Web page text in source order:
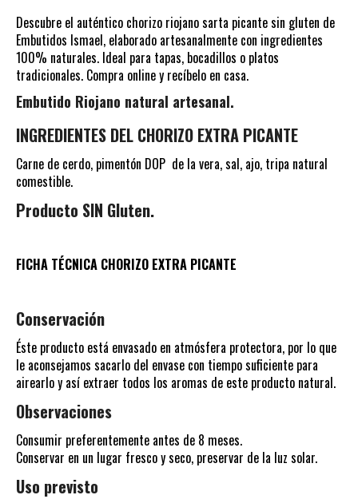
Descubre el auténtico chorizo riojano sarta picante sin gluten de
Embutidos Ismael, elaborado artesanalmente con ingredientes
100% naturales. Ideal para tapas, bocadillos o platos
tradicionales. Compra online y recíbelo en casa.
Embutido Riojano natural artesanal.
INGREDIENTES DEL CHORIZO EXTRA PICANTE
Carne de cerdo, pimentón DOP de la vera, sal, ajo, tripa natural
comestible.
Producto SIN Gluten.
FICHA TÉCNICA CHORIZO EXTRA PICANTE
Conservación
Éste producto está envasado en atmósfera protectora, por lo que
le aconsejamos sacarlo del envase con tiempo suficiente para
airearlo y así extraer todos los aromas de este producto natural.
Observaciones
Consumir preferentemente antes de 8 meses.
Conservar en un lugar fresco y seco, preservar de la luz solar.
Uso previsto